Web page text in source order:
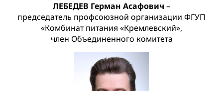
ЛЕБЕДЕВ Герман Асафович –
председатель профсоюзной организации ФГУП
«Комбинат питания «Кремлевский»,
член Объединенного комитета